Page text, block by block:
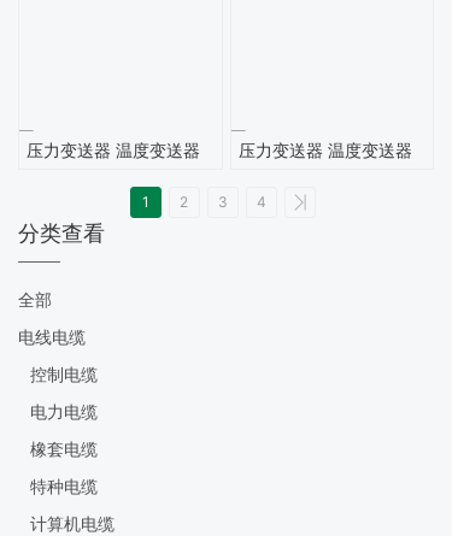
压力变送器 温度变送器 压力变送器 温度变送器
1 2 3 4
分类查看
全部
电线电缆
控制电缆
电力电缆
橡套电缆
特种电缆
计算机电缆